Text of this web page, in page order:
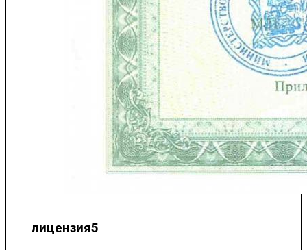
лицензия5